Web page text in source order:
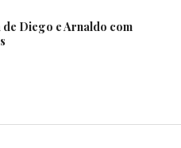
Diego e Arnaldo com